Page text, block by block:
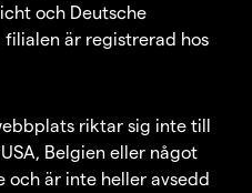
och Deutsche
filialen är registrerad hos
riktar sig inte till
Belgien eller något
och är inte heller avsedd